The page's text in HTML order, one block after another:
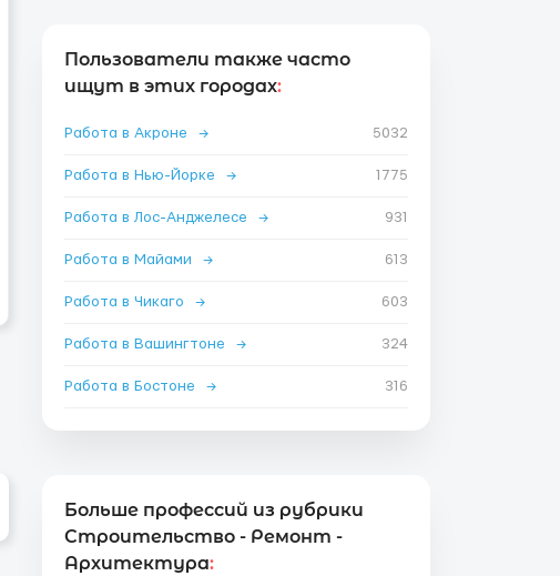
Пользователи также часто
ищут в этих городах:
Работа в Акроне → 5032
Работа в Нью-Йорке → 1775
Работа в Лос-Анджелесе → 931
Работа в Майами → 613
Работа в Чикаго → 603
Работа в Вашингтоне → 324
Работа в Бостоне → 316
Больше профессий из рубрики
Строительство - Ремонт -
Архитектура: